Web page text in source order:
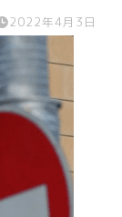
2022年4月3日